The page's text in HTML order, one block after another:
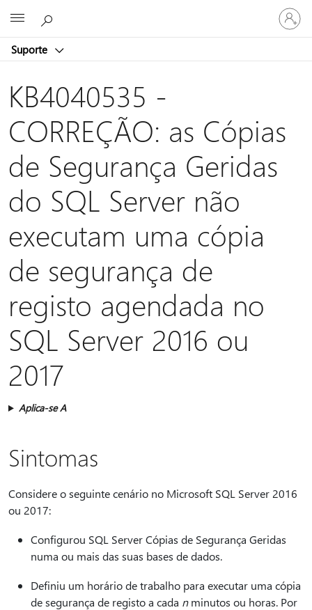
Suporte
Iniciar
sessão
na
KB4040535 -
CORREÇÃO: as Cópias
de Segurança Geridas
do SQL Server não
executam uma cópia
de segurança de
registo agendada no
SQL Server 2016 ou
2017
Aplica-se A
Sintomas
Considere o seguinte cenário no Microsoft SQL Server 2016
ou 2017:
Configurou SQL Server Cópias de Segurança Geridas
numa ou mais das suas bases de dados.
Definiu um horário de trabalho para executar uma cópia
de segurança de registo a cada nminutos ou horas. Por